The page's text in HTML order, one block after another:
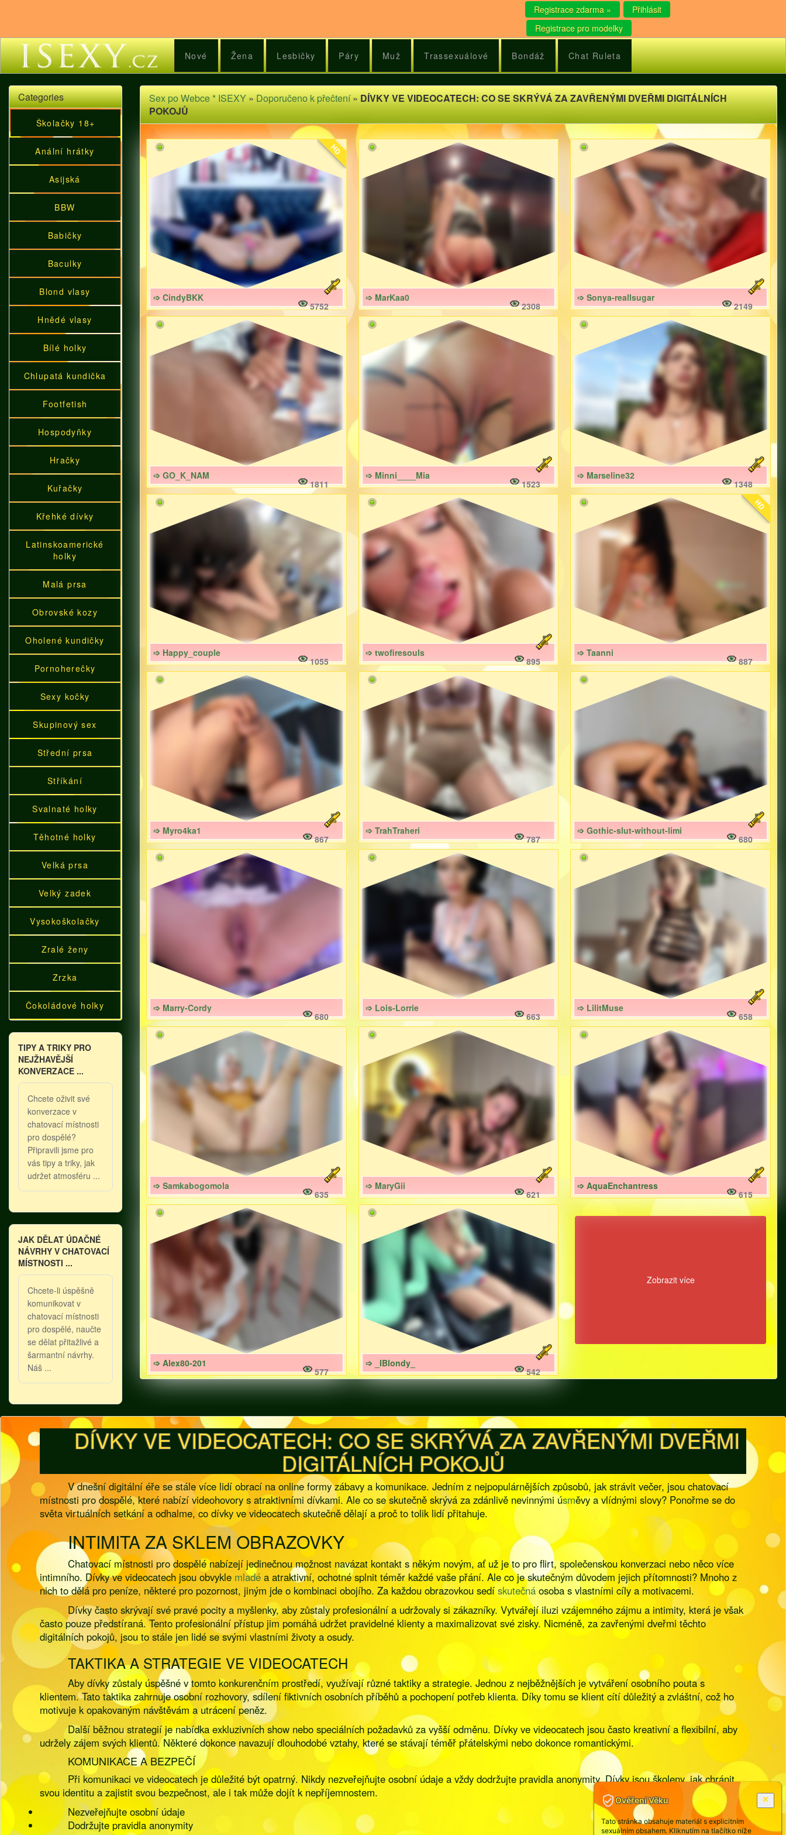
Registrace zdarma »
Přihlásit
Registrace pro modelky
Nové Žena Lesbičky Páry Muž Trassexuálové Bondáž Chat Ruleta
Categories
Školačky 18+
Anální hrátky
Asijská
BBW
Babičky
Baculky
Blond vlasy
Hnědé vlasy
Bílé holky
Chlupatá kundička
Footfetish
Hospodyňky
Hračky
Kuřačky
Křehké dívky
Latinskoamerické
holky
Malá prsa
Obrovské kozy
Oholené kundičky
Pornoherečky
Sexy kočky
Skupinový sex
Střední prsa
Stříkání
Svalnaté holky
Těhotné holky
Velká prsa
Velký zadek
Vysokoškolačky
Zralé ženy
Zrzka
Čokoládové holky
TIPY A TRIKY PRO
NEJŽHAVĚJŠÍ
KONVERZACE ...
Chcete oživit své
konverzace v
chatovací místnosti
pro dospělé?
Připravili jsme pro
vás tipy a triky, jak
udržet atmosféru ...
JAK DĚLAT ÚDAČNÉ
NÁVRHY V CHATOVACÍ
MÍSTNOSTI ...
Chcete-li úspěšně
komunikovat v
chatovací místnosti
pro dospělé, naučte
se dělat přitažlivé a
šarmantní návrhy.
Náš ...
Sex po Webce * ISEXY»Doporučeno k přečtení»DÍVKY VE VIDEOCATECH: CO SE SKRÝVÁ ZA ZAVŘENÝMI DVEŘMI DIGITÁLNÍCH
POKOJŮ
HD
➩ CindyBKK
5752
➩ MarKaa0
2308
➩ Sonya-reallsugar
2149
➩ GO_K_NAM
1811
➩ Minni____Mia
1523
➩ Marseline32
1348
➩ Happy_couple
1055
➩ twofiresouls
895
HD
➩ Taanni
887
➩ Myro4ka1
867
➩ TrahTraheri
787
➩ Gothic-slut-without-limi
680
➩ Marry-Cordy
680
➩ Lois-Lorrie
663
➩ LilitMuse
658
➩ Samkabogomola
635
➩ MaryGii
621
➩ AquaEnchantress
615
➩ Alex80-201
577
➩ _IBlondy_
542
Zobrazit více
DÍVKY VE VIDEOCATECH: CO SE SKRÝVÁ ZA ZAVŘENÝMI DVEŘMI
DIGITÁLNÍCH POKOJŮ
V dnešní digitální éře se stále více lidí obrací na online formy zábavy a komunikace. Jedním z nejpopulárnějších způsobů, jak strávit večer, jsou chatovací
místnosti pro dospělé, které nabízí videohovory s atraktivními dívkami. Ale co se skutečně skrývá za zdánlivě nevinnými úsměvy a vlídnými slovy? Ponořme se do
světa virtuálních setkání a odhalme, co dívky ve videocatech skutečně dělají a proč to tolik lidí přitahuje.
INTIMITA ZA SKLEM OBRAZOVKY
Chatovací místnosti pro dospělé nabízejí jedinečnou možnost navázat kontakt s někým novým, ať už je to pro flirt, společenskou konverzaci nebo něco více
intimního. Dívky ve videocatech jsou obvykle mladé a atraktivní, ochotné splnit téměr každé vaše přání. Ale co je skutečným důvodem jejich přítomnosti? Mnoho z
nich to dělá pro peníze, některé pro pozornost, jiným jde o kombinaci obojího. Za každou obrazovkou sedískutečná osoba s vlastními cíly a motivacemi.
Dívky často skrývají své pravé pocity a myšlenky, aby zůstaly profesionální a udržovaly si zákazníky. Vytvářejí iluzi vzájemného zájmu a intimity, která je však
často pouze předstíraná. Tento profesionální přístup jim pomáhá udržet pravidelné klienty a maximalizovat své zisky. Nicméně, za zavřenými dveřmi těchto
digitálních pokojů, jsou to stále jen lidé se svými vlastními životy a osudy.
TAKTIKA A STRATEGIE VE VIDEOCATECH
Aby dívky zůstaly úspěšné v tomto konkurenčním prostředí, využívají různé taktiky a strategie. Jednou z nejběžnějších je vytváření osobního pouta s
klientem. Tato taktika zahrnuje osobní rozhovory, sdílení fiktivních osobních příběhů a pochopení potřeb klienta. Díky tomu se klient cítí důležitý a zvláštní, což ho
motivuje k opakovaným návštěvám a utrácení peněz.
Další běžnou strategií je nabídka exkluzivních show nebo speciálních požadavků za vyšší odměnu. Dívky ve videocatech jsou často kreativní a flexibilní, aby
udržely zájem svých klientů. Některé dokonce navazují dlouhodobé vztahy, které se stávají téměř přátelskými nebo dokonce romantickými.
KOMUNIKACE A BEZPEČÍ
Při komunikaci ve videocatech je důležité být opatrný. Nikdy nezveřejňujte osobní údaje a vždy dodržujte pravidla anonymity. Dívky jsou školeny, jak chránit
svou identitu a zajistit svou bezpečnost, ale i tak může dojít k nepříjemnostem.
Nezveřejňujte osobní údaje
Dodržujte pravidla anonymity
Ověření Věku
Tato stránka obsahuje materiál s explicitním
sexuálním obsahem. Kliknutím na tlačítko níže